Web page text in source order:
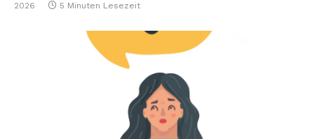
2026
5 Minuten Lesezeit